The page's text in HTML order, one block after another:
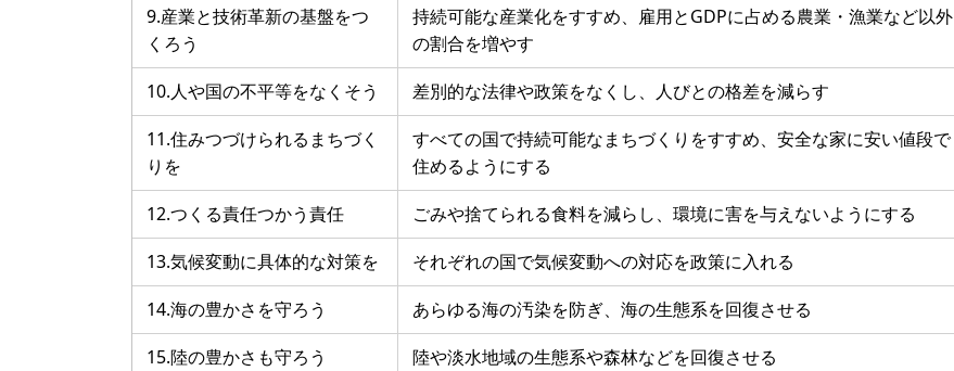
9.産業と技術革新の基盤をつ
くろう
持続可能な産業化をすすめ、雇用とGDPに占める農業・漁業など以外
の割合を増やす
10.人や国の不平等をなくそう
差別的な法律や政策をなくし、人びとの格差を減らす
11.住みつづけられるまちづく
りを
すべての国で持続可能なまちづくりをすすめ、安全な家に安い値段で
住めるようにする
12.つくる責任つかう責任
ごみや捨てられる食料を減らし、環境に害を与えないようにする
13.気候変動に具体的な対策を
それぞれの国で気候変動への対応を政策に入れる
14.海の豊かさを守ろう
あらゆる海の汚染を防ぎ、海の生態系を回復させる
15.陸の豊かさも守ろう
陸や淡水地域の生態系や森林などを回復させる